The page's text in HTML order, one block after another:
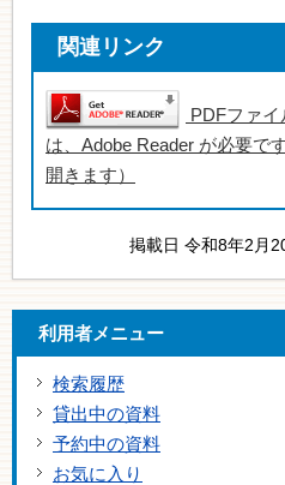
関連リンク
PDFファ
は、Adobe Reader が必要で
開きます）
掲載日 令和8年2月
利用者メニュー
検索履歴
貸出中の資料
予約中の資料
お気に入り